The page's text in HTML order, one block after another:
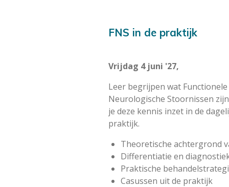
FNS in de praktijk
Vrijdag 4 juni '27,
Leer begrijpen wat Functionele
Neurologische Stoornissen
je deze kennis inzet in de
praktijk.
Theoretische achtergrond
Differentiatie en
Praktische
Casussen uit de praktijk